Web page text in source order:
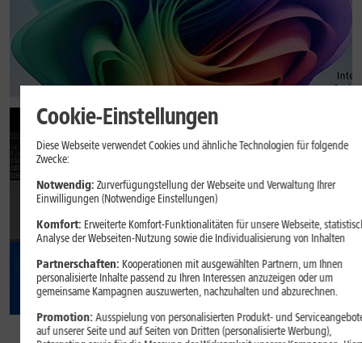
Cookie-Einstellungen
Diese Webseite verwendet Cookies und ähnliche Technologien für folgende
Zwecke:
Notwendig: Zurverfügungstellung der Webseite und Verwaltung Ihrer
Einwilligungen (Notwendige Einstellungen)
Komfort: Erweiterte Komfort-Funktionalitäten für unsere Webseite,
Analyse der Webseiten-Nutzung sowie die Individualisierung von Inhalten
Partnerschaften: Kooperationen mit ausgewählten Partnern, um Ihnen
personalisierte Inhalte passend zu Ihren Interessen anzuzeigen oder um
gemeinsame Kampagnen auszuwerten, nachzuhalten und abzurechnen.
Promotion:Ausspielung von personalisierten Produkt- und
auf unserer Seite und auf Seiten von Dritten (personalisierte Werbung),